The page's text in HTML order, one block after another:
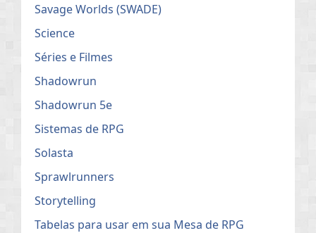
Savage Worlds (SWADE)
Science
Séries e Filmes
Shadowrun
Shadowrun 5e
Sistemas de RPG
Solasta
Sprawlrunners
Storytelling
Tabelas para usar em sua Mesa de RPG